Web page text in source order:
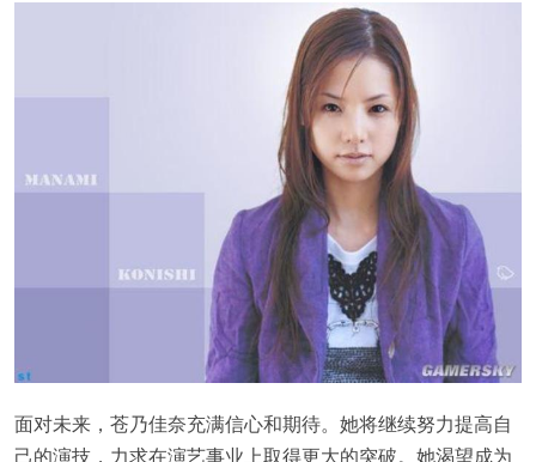
面对未来，苍乃佳奈充满信心和期待。她将继续努力提高自
己的演技，力求在演艺事业上取得更大的突破。她渴望成为